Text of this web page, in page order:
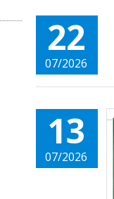
22
07/2026
13
07/2026